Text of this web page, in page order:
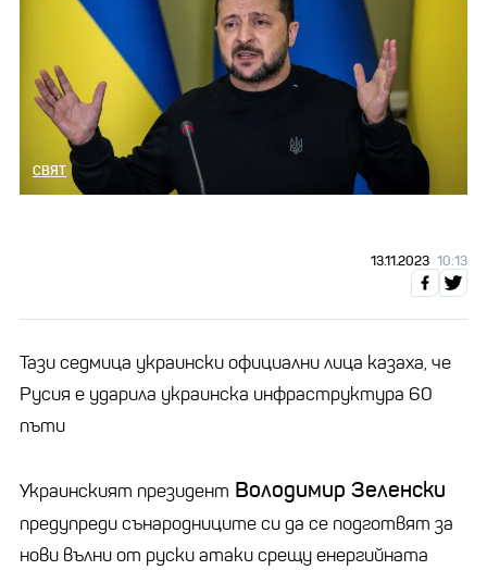
СВЯТ
13.11.2023 10:13
Тази седмица украински официални лица казаха, че
Русия е ударила украинска инфраструктура 60
пъти
Украинският президент Володимир Зеленски
предупреди сънародниците си да се подготвят за
нови вълни от руски атаки срещу енергийната